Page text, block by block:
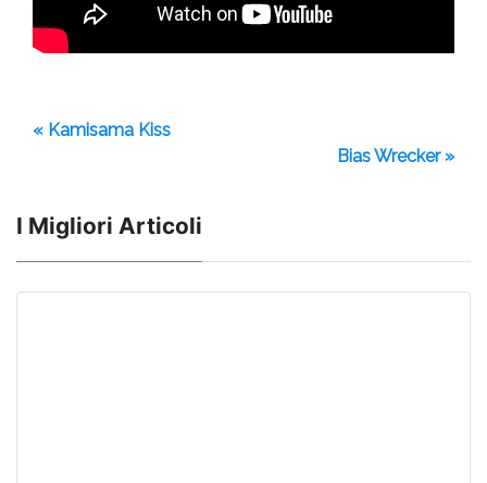
« Kamisama Kiss
Bias Wrecker »
I Migliori Articoli